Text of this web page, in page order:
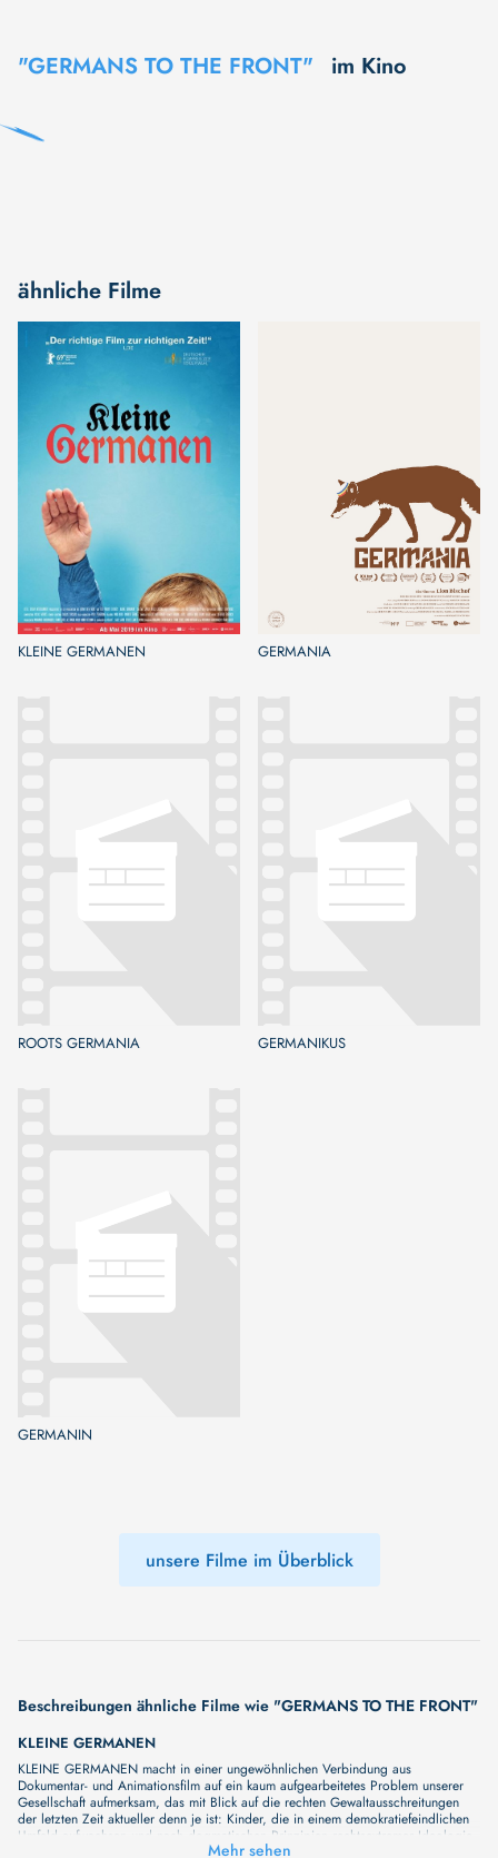
"GERMANS TO THE FRONT" im Kino
ähnliche Filme
KLEINE GERMANEN GERMANIA
ROOTS GERMANIA GERMANIKUS
GERMANIN
unsere Filme im Überblick
Beschreibungen ähnliche Filme wie "GERMANS TO THE FRONT"
KLEINE GERMANEN
KLEINE GERMANEN macht in einer ungewöhnlichen Verbindung aus
Dokumentar- und Animationsfilm auf ein kaum aufgearbeitetes Problem unserer
Gesellschaft aufmerksam, das mit Blick auf die rechten Gewaltausschreitungen
der letzten Zeit aktueller denn je ist: Kinder, die in einem demokratiefeindlichen
Umfeld aufwachsen und nach dogmatischen Prinzipien rechtsextremer Ideologie
erzogen werden. Der Dokumentarfilm blickt aber auch über die traditionellen
Mehr sehen